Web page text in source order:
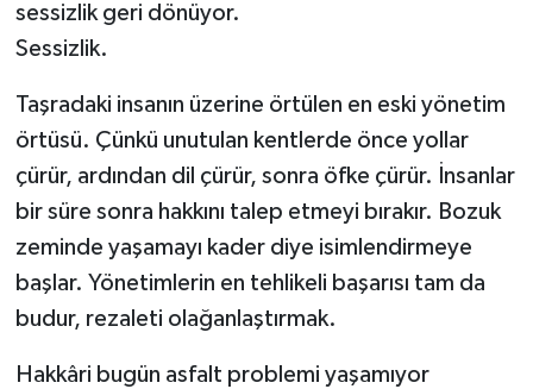
sessizlik geri dönüyor.
Sessizlik.
Taşradaki insanın üzerine örtülen en eski yönetim
örtüsü. Çünkü unutulan kentlerde önce yollar
çürür, ardından dil çürür, sonra öfke çürür. İnsanlar
bir süre sonra hakkını talep etmeyi bırakır. Bozuk
zeminde yaşamayı kader diye isimlendirmeye
başlar. Yönetimlerin en tehlikeli başarısı tam da
budur, rezaleti olağanlaştırmak.
Hakkâri bugün asfalt problemi yaşamıyor